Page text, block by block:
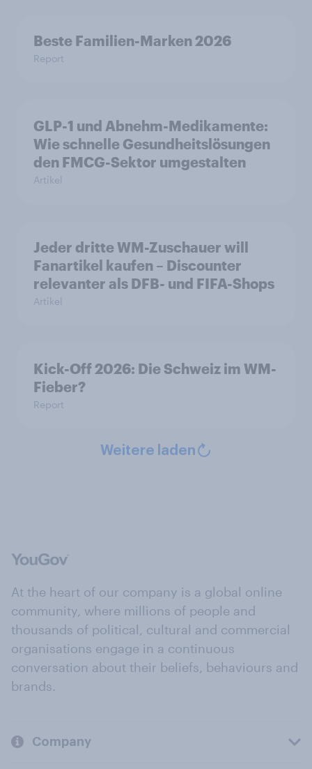
Beste Familien-Marken 2026
Report
GLP-1 und Abnehm-Medikamente:
Wie schnelle Gesundheitslösungen
den FMCG-Sektor umgestalten
Artikel
Jeder dritte WM-Zuschauer will
Fanartikel kaufen – Discounter
relevanter als DFB- und FIFA-Shops
Artikel
Kick-Off 2026: Die Schweiz im WM-
Fieber?​
Report
Weitere laden
At the heart of our company is a global online
community, where millions of people and
thousands of political, cultural and commercial
organisations engage in a continuous
conversation about their beliefs, behaviours and
brands.
Company